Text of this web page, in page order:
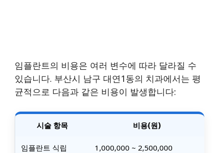
임플란트의 비용은 여러 변수에 따라 달라질 수
있습니다. 부산시 남구 대연1동의 치과에서는 평
균적으로 다음과 같은 비용이 발생합니다:
시술 항목 비용(원)
임플란트 식립 1,000,000 ~ 2,500,000